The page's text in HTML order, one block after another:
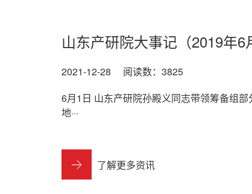
山东产研院大事记（2019年6
2021-12-28 阅读数：3825
6月1日 山东产研院孙殿义同志带领筹备组
地···
了解更多资讯